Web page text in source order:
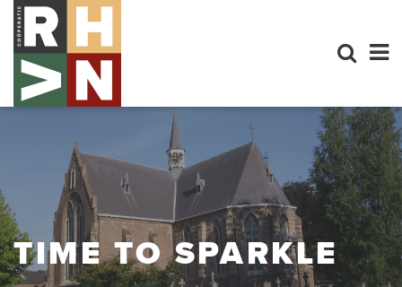
TIME TO SPARKLE